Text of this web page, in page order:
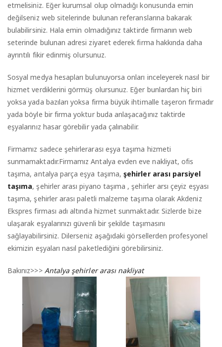
etmelisiniz. Eğer kurumsal olup olmadığı konusunda emin
değilseniz web sitelerinde bulunan referanslarına bakarak
bulabilirsiniz. Hala emin olmadığınız taktirde firmanın web
seterinde bulunan adresi ziyaret ederek firma hakkında daha
ayrıntılı fikir edinmiş olursunuz.
Sosyal medya hesapları bulunuyorsa onları inceleyerek nasıl bir
hizmet verdiklerini görmüş olursunuz. Eğer bunlardan hiç biri
yoksa yada bazıları yoksa firma büyük ihtimalle taşeron firmadır
yada böyle bir firma yoktur buda anlaşacağınız taktirde
eşyalarınız hasar görebilir yada çalınabilir.
Firmamız sadece şehirlerarası eşya taşıma hizmeti
sunmamaktadır.Firmamız Antalya evden eve nakliyat, ofis
taşıma, antalya parça eşya taşıma, şehirler arası parsiyel
taşıma, şehirler arası piyano taşıma , şehirler arsı çeyiz eşyası
taşıma, şehirler arası paletli malzeme taşıma olarak Akdeniz
Ekspres firması adı altında hizmet sunmaktadır. Sizlerde bize
ulaşarak eşyalarınızı güvenli bir şekilde taşımasını
sağlayabilirsiniz. Dilerseniz aşağıdaki görsellerden profesyonel
ekimizin eşyaları nasıl paketlediğini görebilirsiniz.
Bakınız>>>Antalya şehirler arası nakliyat